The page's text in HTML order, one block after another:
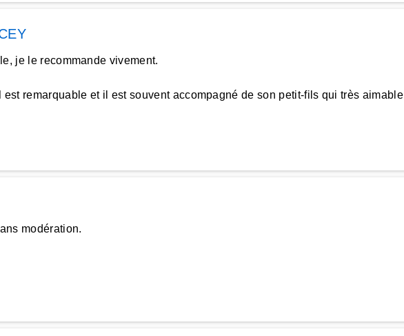
je le recommande vivement.
remarquable et il est souvent accompagné de son petit-fils qui très aimable
modération.